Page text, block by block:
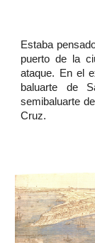
Estaba
puerto de la
ataque. En el
baluarte de
semibaluarte
Cruz.